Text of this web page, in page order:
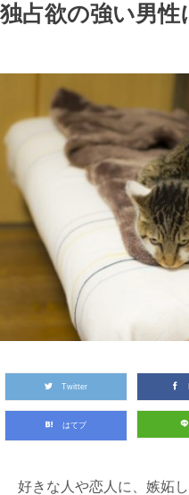
独占欲の強い男性
Twitter
はてブ
好きな人や恋人に、嫉妬